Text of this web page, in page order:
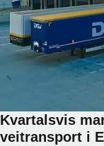
Kvartalsvis
veitransport i